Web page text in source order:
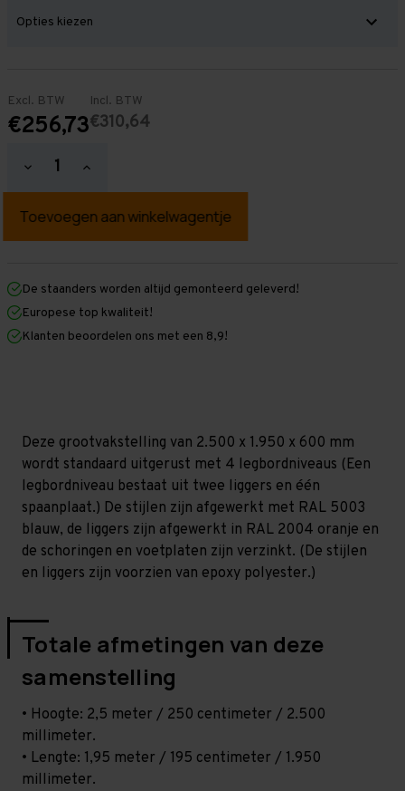
Excl. BTW
€256,73
Incl. BTW
€310,64
Hoeveelheid
verlagen
Grootvakstelling
mm
mm
x
600
mm
Hoeveelheid
verhogen
Grootvakstelling
mm
mm
600
mm
De staanders worden altijd gemonteerd geleverd!
Europese top kwaliteit!
Klanten beoordelen ons met een 8,9!
Deze grootvakstelling van 2.500 x 1.950 x 600 mm
wordt standaard uitgerust met 4 legbordniveaus (Een
legbordniveau bestaat uit twee liggers en één
spaanplaat.) De stijlen zijn afgewerkt met RAL 5003
blauw, de liggers zijn afgewerkt in RAL 2004 oranje en
de schoringen en voetplaten zijn verzinkt. (De stijlen
en liggers zijn voorzien van epoxy polyester.)
Totale afmetingen van deze
samenstelling
• Hoogte: 2,5 meter / 250 centimeter / 2.500
millimeter.
• Lengte: 1,95 meter / 195 centimeter / 1.950
millimeter.